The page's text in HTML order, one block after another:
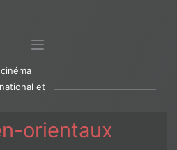
et
orientaux